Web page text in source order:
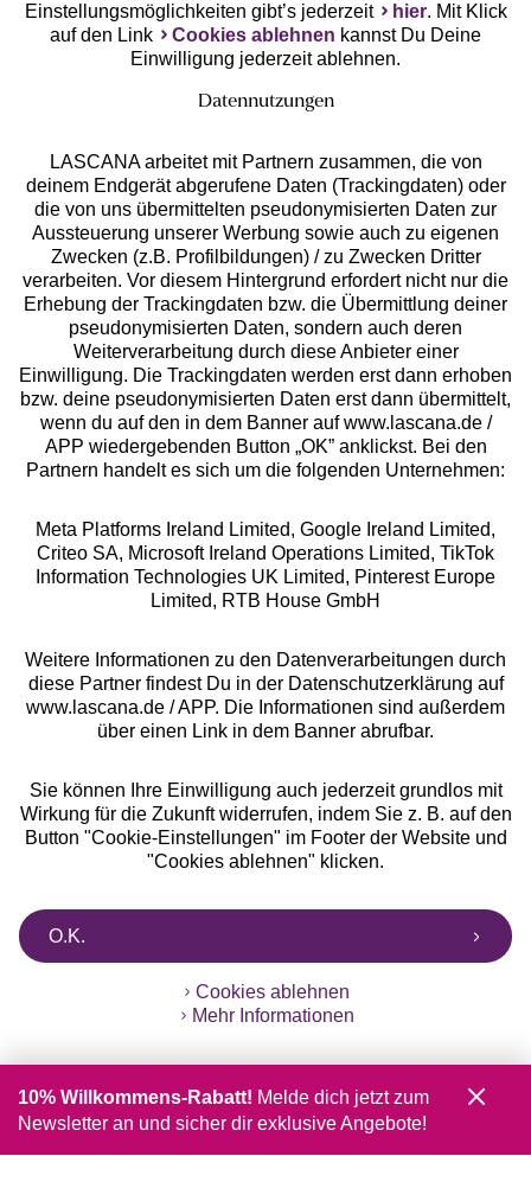
Services
Beratung
Über uns
Rechtliches
Alle Preise inkl. MwSt., zzgl.
Versandkosten
** Bonität vorausgesetzt, berechtigt zur Bonitätsprüfung
Einstellungsmöglichkeiten gibt’s jederzeit
hier. Mit Klick
auf den Link
Cookies ablehnen kannst Du Deine
Einwilligung jederzeit ablehnen.
Datennutzungen
LASCANA arbeitet mit Partnern zusammen, die von
deinem Endgerät abgerufene Daten (Trackingdaten) oder
die von uns übermittelten pseudonymisierten Daten zur
Aussteuerung unserer Werbung sowie auch zu eigenen
Zwecken (z.B. Profilbildungen) / zu Zwecken Dritter
verarbeiten. Vor diesem Hintergrund erfordert nicht nur die
Erhebung der Trackingdaten bzw. die Übermittlung deiner
pseudonymisierten Daten, sondern auch deren
Weiterverarbeitung durch diese Anbieter einer
Einwilligung. Die Trackingdaten werden erst dann erhoben
bzw. deine pseudonymisierten Daten erst dann übermittelt,
wenn du auf den in dem Banner auf www.lascana.de /
APP wiedergebenden Button „OK” anklickst. Bei den
Partnern handelt es sich um die folgenden Unternehmen:
Meta Platforms Ireland Limited, Google Ireland Limited,
Criteo SA, Microsoft Ireland Operations Limited, TikTok
Information Technologies UK Limited, Pinterest Europe
Limited, RTB House GmbH
Weitere Informationen zu den Datenverarbeitungen durch
diese Partner findest Du in der Datenschutzerklärung auf
www.lascana.de / APP. Die Informationen sind außerdem
über einen Link in dem Banner abrufbar.
Sie können Ihre Einwilligung auch jederzeit grundlos mit
Wirkung für die Zukunft widerrufen, indem Sie z. B. auf den
Button "Cookie-Einstellungen" im Footer der Website und
"Cookies ablehnen" klicken.
O.K.
Cookies ablehnen
Mehr Informationen
10% Willkommens-Rabatt! Melde dich jetzt zum
Newsletter an und sicher dir exklusive Angebote!